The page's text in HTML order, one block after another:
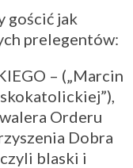
gościć jak
prelegentów:
– („Marcin
Orderu
Dobra
blaski i